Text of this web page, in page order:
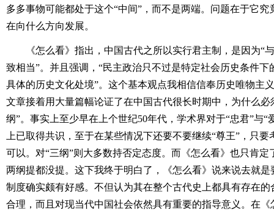
多多事物可能都处于这个“中间”，而不是两端。问题在于它
在向什么方向发展。
《怎么看》指出，中国古代之所以实行君主制，是因为“
致相当”。并且强调，“民主政治只不过是特定社会历史条件下
具体的历史文化处境”。这个基本观点我相信信奉历史唯物主
文章接着用大量篇幅论证了在中国古代很长时期中，为什么必
纲”。事实上至少早在上个世纪50年代，学术界对于“忠君”与“
上已取得共识，至于在某些情况下还要不要继续“尊王”，只
可以。对“三纲”则大多数持否定态度。而《怎么看》也只肯定
两纲提都没提。这下我终于明白了，《怎么看》说来说去就是
制度确实颇有好感。不但认为其在整个古代史上都具有存在
合理，而且对现当代中国社会依然具有重要的指导意义。在